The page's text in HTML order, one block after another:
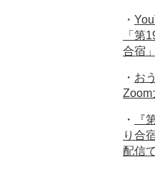
・
「第
合宿
・ お
Zoom
・
『
り合
配信